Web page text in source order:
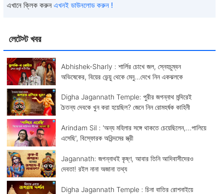
লেটেস্ট খবর
Abhishek-Sharly : শার্লির চোখে জল, স্নেহচুম্বন
অভিষেকের, বিয়ের ভেন্য়ু থেকে মেনু...দেখে নিন একঝলকে
Digha Jagannath Temple: পুরীর জগন্নাথ মন্দিরেই
চৈতন্য দেবকে খুন করা হয়েছিল? জেনে নিন রোমহর্ষক কাহিনী
Arindam Sil : 'অন্য মহিলার সঙ্গে থাকতে চেয়েছিলেন,...পালিয়ে
এসেছি', বিস্ফোরক অরিন্দমের স্ত্রী
Jagannath: জগন্নাথই কৃষ্ণ, আবার তিনি আদিবাসীদেরও
দেবতা! রইল নানা অজানা তথ্য
Digha Jagannath Temple : চিনা বাতির রোশনাইয়ে
এখানে ক্লিক করুন এখনই ডাউনলোড করুন !